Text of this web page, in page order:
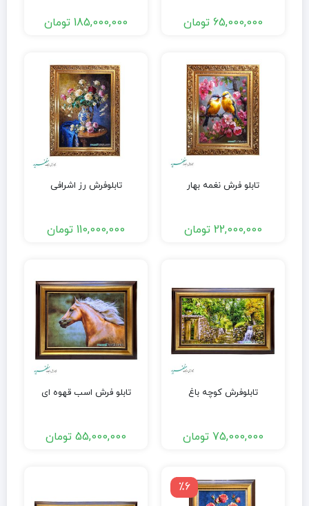
65,000,000 تومان 185,000,000 تومان
تابلو فرش نغمه بهار
22,000,000 تومان
تابلوفرش رز اشرافی
110,000,000 تومان
تابلوفرش کوچه باغ
75,000,000 تومان
تابلو فرش اسب قهوه ای
55,000,000 تومان
٪6